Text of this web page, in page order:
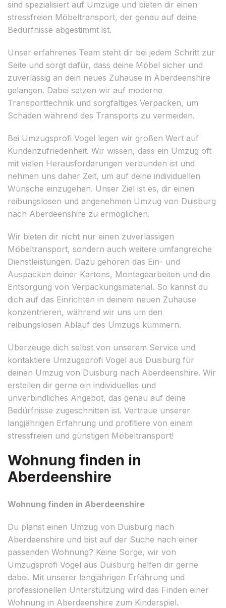
sind spezialisiert auf Umzüge und bieten dir einen
stressfreien Möbeltransport, der genau auf deine
Bedürfnisse abgestimmt ist.
Unser erfahrenes Team steht dir bei jedem Schritt zur
Seite und sorgt dafür, dass deine Möbel sicher und
zuverlässig an dein neues Zuhause in Aberdeenshire
gelangen. Dabei setzen wir auf moderne
Transporttechnik und sorgfältiges Verpacken, um
Schäden während des Transports zu vermeiden.
Bei Umzugsprofi Vogel legen wir großen Wert auf
Kundenzufriedenheit. Wir wissen, dass ein Umzug oft
mit vielen Herausforderungen verbunden ist und
nehmen uns daher Zeit, um auf deine individuellen
Wünsche einzugehen. Unser Ziel ist es, dir einen
reibungslosen und angenehmen Umzug von Duisburg
nach Aberdeenshire zu ermöglichen.
Wir bieten dir nicht nur einen zuverlässigen
Möbeltransport, sondern auch weitere umfangreiche
Dienstleistungen. Dazu gehören das Ein- und
Auspacken deiner Kartons, Montagearbeiten und die
Entsorgung von Verpackungsmaterial. So kannst du
dich auf das Einrichten in deinem neuen Zuhause
konzentrieren, während wir uns um den
reibungslosen Ablauf des Umzugs kümmern.
Überzeuge dich selbst von unserem Service und
kontaktiere Umzugsprofi Vogel aus Duisburg für
deinen Umzug von Duisburg nach Aberdeenshire. Wir
erstellen dir gerne ein individuelles und
unverbindliches Angebot, das genau auf deine
Bedürfnisse zugeschnitten ist. Vertraue unserer
langjährigen Erfahrung und profitiere von einem
stressfreien und günstigen Möbeltransport!
Wohnung finden in
Aberdeenshire
Wohnung finden in Aberdeenshire
Du planst einen Umzug von Duisburg nach
Aberdeenshire und bist auf der Suche nach einer
passenden Wohnung? Keine Sorge, wir von
Umzugsprofi Vogel aus Duisburg helfen dir gerne
dabei. Mit unserer langjährigen Erfahrung und
professionellen Unterstützung wird das Finden einer
Wohnung in Aberdeenshire zum Kinderspiel.